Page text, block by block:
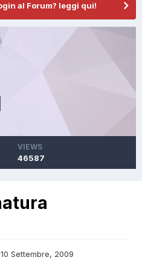
al Forum? leggi qui!
VIEWS
46587
10 Settembre, 2009